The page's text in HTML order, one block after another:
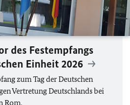
des Festempfangs
Einheit 2026
zum Tag der Deutschen
Vertretung Deutschlands bei
Rom.